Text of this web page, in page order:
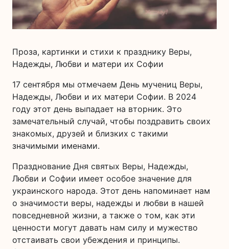
Проза, картинки и стихи к празднику Веры,
Надежды, Любви и матери их Софии
17 сентября мы отмечаем День мучениц Веры,
Надежды, Любви и их матери Софии. В 2024
году этот день выпадает на вторник. Это
замечательный случай, чтобы поздравить своих
знакомых, друзей и близких с такими
значимыми именами.
Празднование Дня святых Веры, Надежды,
Любви и Софии имеет особое значение для
украинского народа. Этот день напоминает нам
о значимости веры, надежды и любви в нашей
повседневной жизни, а также о том, как эти
ценности могут давать нам силу и мужество
отстаивать свои убеждения и принципы.